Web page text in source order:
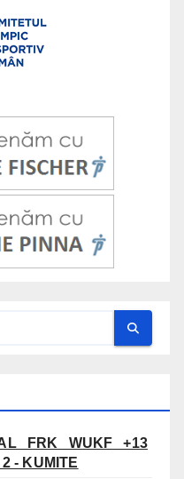
FRK WUKF +13
- KUMITE